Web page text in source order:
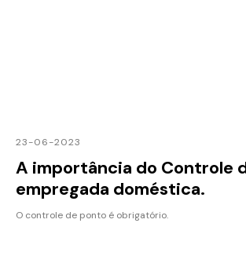
23-06-2023
A importância do Controle
empregada doméstica.
O controle de ponto é obrigatório.